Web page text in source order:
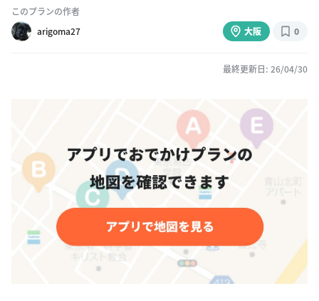
このプランの作者
arigoma27
大阪 0
最終更新日: 26/04/30